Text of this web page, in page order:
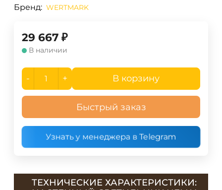
Бренд: WERTMARK
29 667 ₽
В наличии
- + В корзину
Быстрый заказ
Узнать у менеджера в Telegram
ТЕХНИЧЕСКИЕ ХАРАКТЕРИСТИКИ: